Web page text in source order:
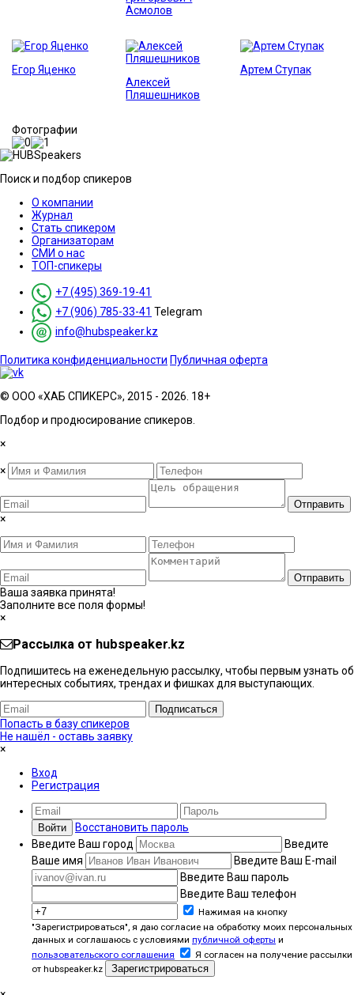
Асмолов
Егор Яценко
Алексей
Пляшешников
Артем Ступак
Фотографии
Поиск и подбор спикеров
О компании
Журнал
Стать спикером
Организаторам
СМИ о нас
ТОП-спикеры
+7 (495) 369-19-41
+7 (906) 785-33-41 Telegram
info@hubspeaker.kz
Политика конфиденциальности Публичная оферта
© ООО «ХАБ СПИКЕРС», 2015 - 2026. 18+
Подбор и продюсирование спикеров.
×
×
Отправить
×
Отправить
Ваша заявка принята!
Заполните все поля формы!
×
Рассылка от hubspeaker.kz
Подпишитесь на еженедельную рассылку, чтобы первым узнать об
интересных событиях, трендах и фишках ​для выступающих.
Подписаться
Попасть в базу спикеров
Не нашёл - оставь заявку
×
Вход
Регистрация
Войти
Восстановить пароль
Введите Ваш город
Введите
Ваше имя
Введите Ваш E-mail
Введите Ваш пароль
Введите Ваш телефон
Нажимая на кнопку
"Зарегистрироваться", я даю согласие на обработку моих персональных
данных и соглашаюсь с условиями публичной оферты и
пользовательского соглашения
Я согласен на получение рассылки
от hubspeaker.kz
Зарегистрироваться